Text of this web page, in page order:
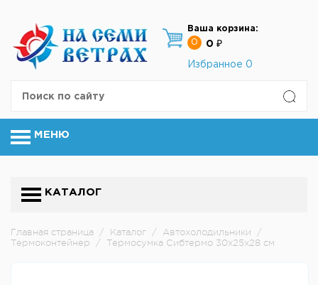
Ваша корзина:
0
0 ₽
Избранное 0
МЕНЮ
КАТАЛОГ
Главная страница / Каталог / Автохолодильники
/
Термоконтейнер
/ Термосумка Сибтермо 30х25х28 см